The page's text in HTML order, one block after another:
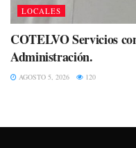
LOCALES
COTELVO Servicios
Administración.
AGOSTO 5, 2026 120